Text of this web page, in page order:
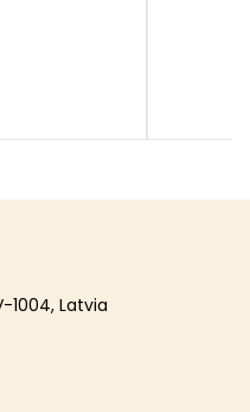
1004, Latvia